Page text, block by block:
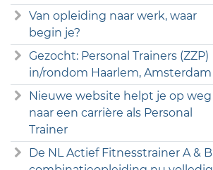
Van opleiding naar werk, waar
begin je?
Gezocht: Personal Trainers (ZZP)
in/rondom Haarlem, Amsterdam
Nieuwe website helpt je op weg
naar een carrière als Personal
Trainer
De NL Actief Fitnesstrainer A & B